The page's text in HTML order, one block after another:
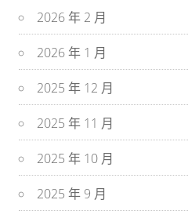
2026 年 2 月
2026 年 1 月
2025 年 12 月
2025 年 11 月
2025 年 10 月
2025 年 9 月